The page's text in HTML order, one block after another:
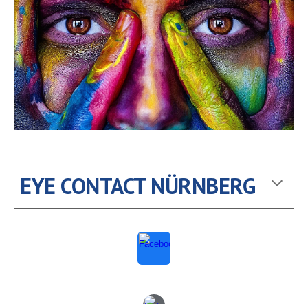
EYE CONTACT NÜRNBERG